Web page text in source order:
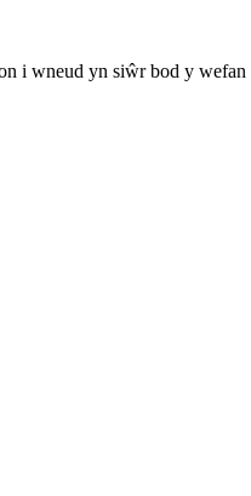
i wneud yn siŵr bod y